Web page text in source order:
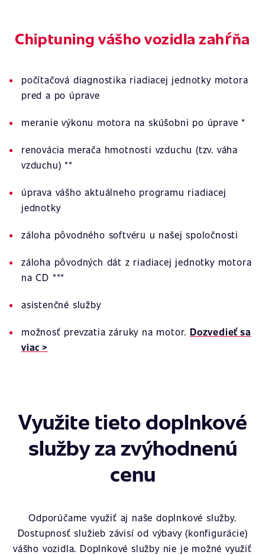
Chiptuning vášho vozidla zahŕňa
počítačová diagnostika riadiacej jednotky motora
pred a po úprave
meranie výkonu motora na skúšobni po úprave *
renovácia merača hmotnosti vzduchu (tzv. váha
vzduchu) **
úprava vášho aktuálneho programu riadiacej
jednotky
záloha pôvodného softvéru u našej spoločnosti
záloha pôvodných dát z riadiacej jednotky motora
na CD ***
asistenčné služby
možnosť prevzatia záruky na motor. Dozvedieť sa
viac >
Využite tieto doplnkové
služby za zvýhodnenú
cenu
Odporúčame využiť aj naše doplnkové služby.
Dostupnosť služieb závisí od výbavy (konfigurácie)
vášho vozidla. Doplnkové služby nie je možné využiť